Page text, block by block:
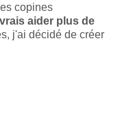
copines
aider plus de
j'ai décidé de créer